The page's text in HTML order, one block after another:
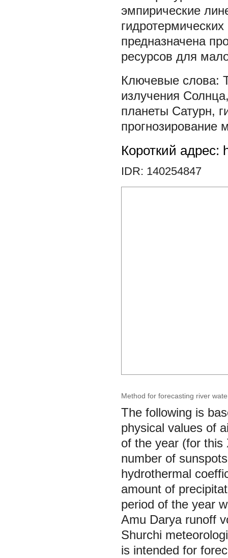
эмпирические
предназначена
ресурсов для
излучения Солнца
планеты Сатурн,
прогнозирование
Короткий адрес:
IDR: 140254847
Method for forecasting river
The following is
physical values of
of the year (for
number of
hydrothermal
amount of
period of the year
Amu Darya runoff
Shurchi
is intended for